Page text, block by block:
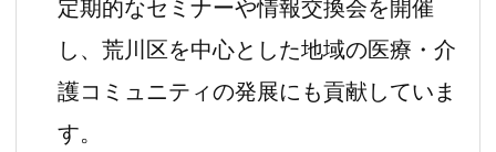
定期的なセミナーや情報交換会を開催
し、荒川区を中心とした地域の医療・介
護コミュニティの発展にも貢献していま
す。